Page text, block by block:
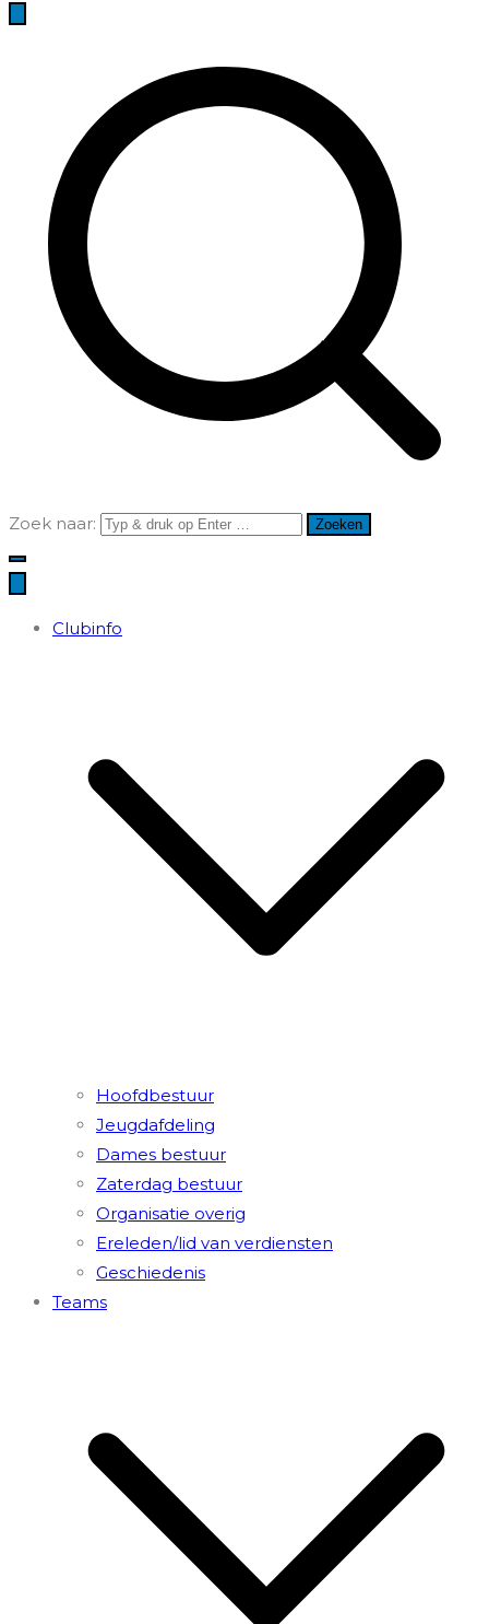
Zoek naar:
Clubinfo
Hoofdbestuur
Jeugdafdeling
Dames bestuur
Zaterdag bestuur
Organisatie overig
Ereleden/lid van verdiensten
Geschiedenis
Teams